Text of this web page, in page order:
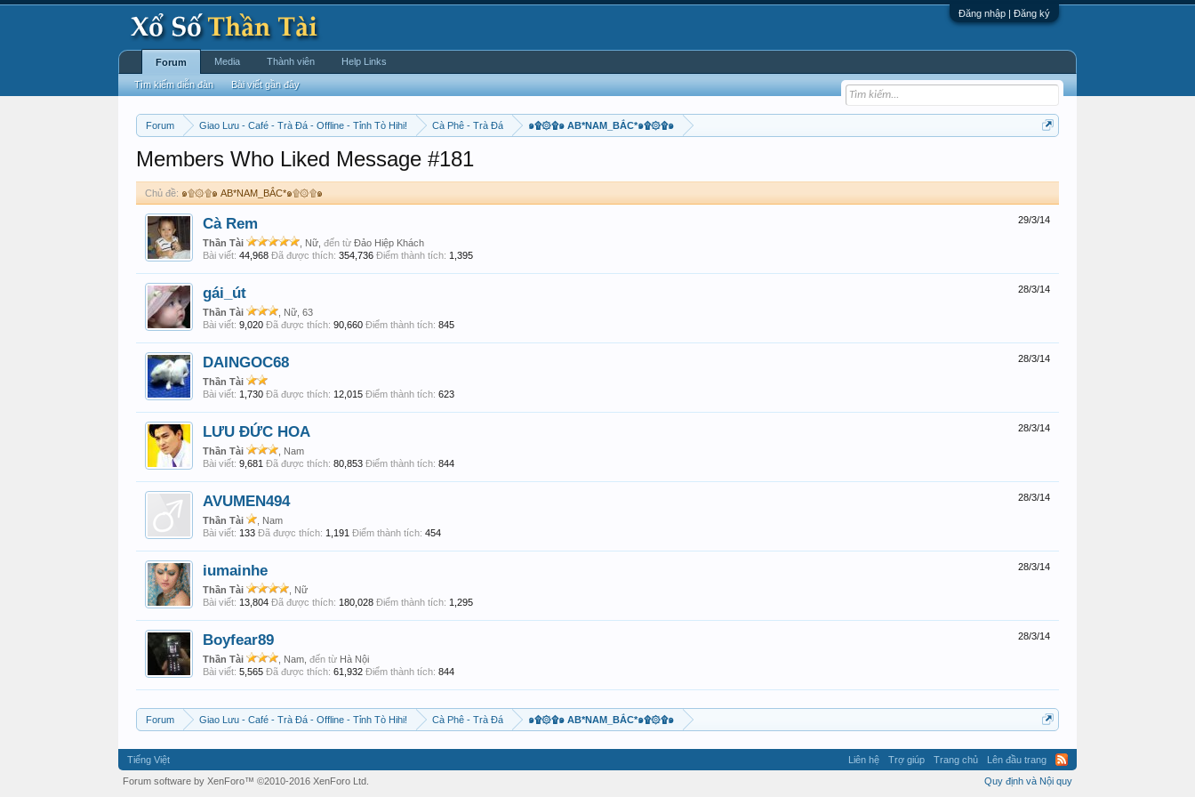
Đăng nhập | Đăng ký
Forum Giao Lưu - Café - Trà Đá - Offline - Tỉnh Tò Hihi! Cà Phê - Trà Đá ๑۩۞۩๑ AB*NAM_BẮC*๑۩۞۩๑
Members Who Liked Message #181
Chủ đề: ๑۩۞۩๑ AB*NAM_BẮC*๑۩۞۩๑
29/3/14
Cà Rem
Thần Tài , Nữ, đến từ Đảo Hiệp Khách
Bài viết: 44,968 Đã được thích: 354,736 Điểm thành tích: 1,395
28/3/14
gái_út
Thần Tài
, Nữ, 63
Bài viết: 9,020 Đã được thích: 90,660 Điểm thành tích: 845
28/3/14
DAINGOC68
Thần Tài
Bài viết: 1,730 Đã được thích: 12,015 Điểm thành tích: 623
28/3/14
LƯU ĐỨC HOA
Thần Tài
, Nam
Bài viết: 9,681 Đã được thích: 80,853 Điểm thành tích: 844
28/3/14
AVUMEN494
Thần Tài
, Nam
Bài viết: 133 Đã được thích: 1,191 Điểm thành tích: 454
28/3/14
iumainhe
Thần Tài
, Nữ
Bài viết: 13,804 Đã được thích: 180,028 Điểm thành tích: 1,295
28/3/14
Boyfear89
Thần Tài , Nam, đến từ Hà Nội
Bài viết: 5,565 Đã được thích: 61,932 Điểm thành tích: 844
Forum Giao Lưu - Café - Trà Đá - Offline - Tỉnh Tò Hihi! Cà Phê - Trà Đá ๑۩۞۩๑ AB*NAM_BẮC*๑۩۞۩๑
Forum
Tìm kiếm diễn đàn Bài viết gần đây
Media Thành viên Help Links
Tiếng Việt Liên hệ Trợ giúp Trang chủ
Lên đầu trang
Quy định và Nội quy
Forum software by XenForo™ ©2010-2016 XenForo Ltd.